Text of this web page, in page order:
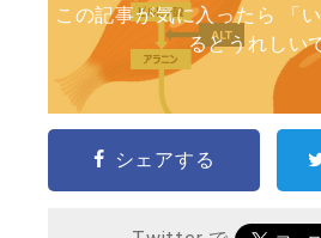
この記事が気に入ったら 「
るとうれしい
シェアする